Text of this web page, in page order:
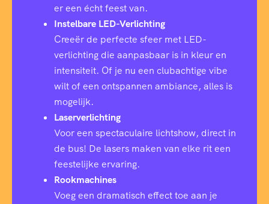
er een écht feest van.
Instelbare LED-Verlichting
Creeër de perfecte sfeer met LED-
verlichting die aanpasbaar is in kleur en
intensiteit. Of je nu een clubachtige vibe
wilt of een ontspannen ambiance, alles is
mogelijk.
Laserverlichting
Voor een spectaculaire lichtshow, direct in
de bus! De lasers maken van elke rit een
feestelijke ervaring.
Rookmachines
Voeg een dramatisch effect toe aan je